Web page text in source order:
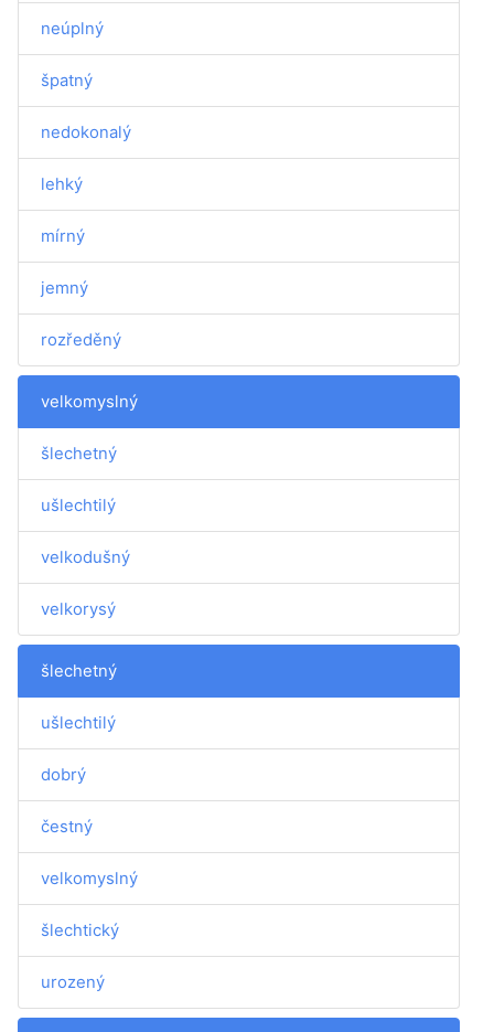
neúplný
špatný
nedokonalý
lehký
mírný
jemný
rozředěný
velkomyslný
šlechetný
ušlechtilý
velkodušný
velkorysý
šlechetný
ušlechtilý
dobrý
čestný
velkomyslný
šlechtický
urozený